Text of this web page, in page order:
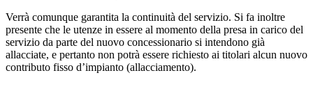
Verrà comunque garantita la continuità del servizio. Si fa inoltre
presente che le utenze in essere al momento della presa in carico del
servizio da parte del nuovo concessionario si intendono già
allacciate, e pertanto non potrà essere richiesto ai titolari alcun nuovo
contributo fisso d’impianto (allacciamento).